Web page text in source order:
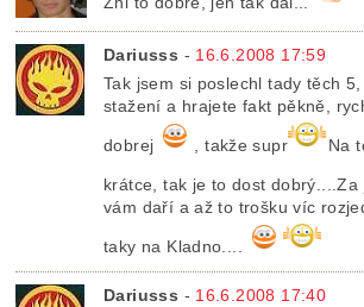
Dariusss - 16.6.2008 17:59
Tak jsem si poslechl tady těch
stažení a hrajete fakt pěkně,
dobrej , takže supr Na
krátce, tak je to dost dobrý....Za
vám daří a až to trošku víc
taky na Kladno....
Dariusss - 16.6.2008 17:40